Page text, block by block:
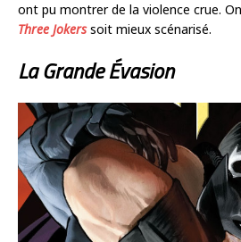
ont pu montrer de la violence crue.
Three Jokerssoit mieux scénarisé.
La Grande Évasion